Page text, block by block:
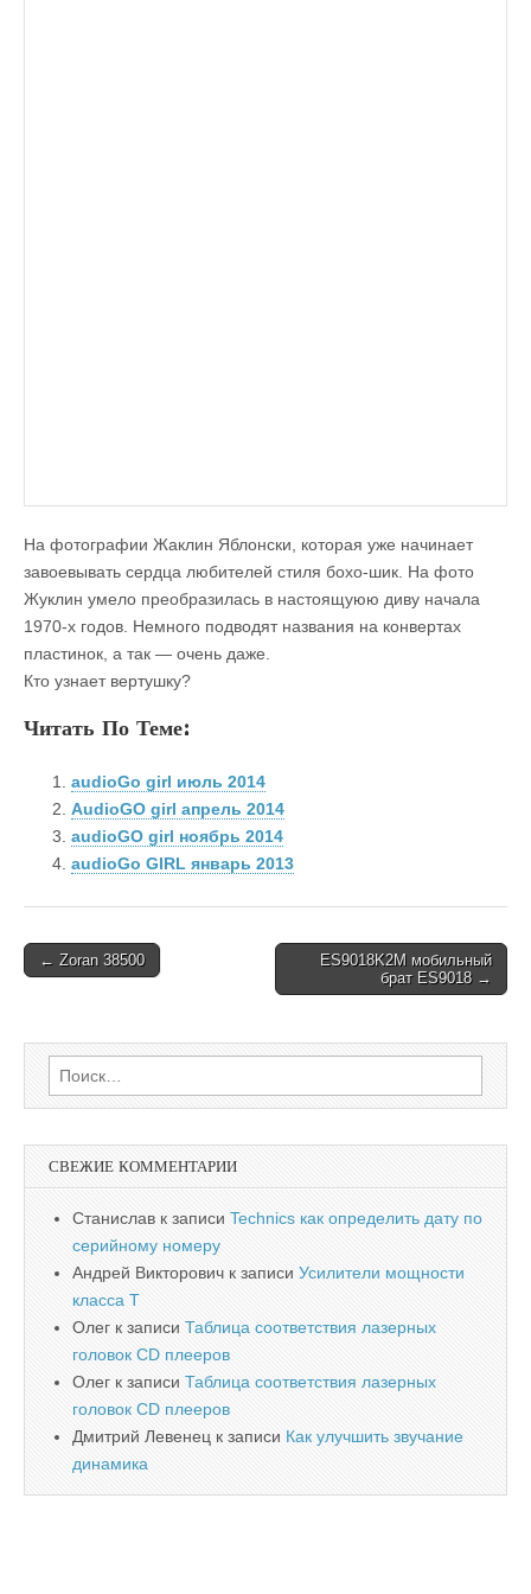
На фотографии Жаклин Яблонски, которая уже начинает
завоевывать сердца любителей стиля бохо-шик. На фото
Жуклин умело преобразилась в настоящуюю диву начала
1970-х годов. Немного подводят названия на конвертах
пластинок, а так — очень даже.
Кто узнает вертушку?
Читать По Теме:
audioGo girl июль 2014
AudioGO girl апрель 2014
audioGO girl ноябрь 2014
audioGo GIRL январь 2013
Post
← Zoran 38500
ES9018K2M мобильный
брат ES9018 →
Найти:
СВЕЖИЕ КОММЕНТАРИИ
Станислав к записи Technics как определить дату по
серийному номеру
Андрей Викторович к записи Усилители мощности
класса T
Олег к записи Таблица соответствия лазерных
головок CD плееров
Олег к записи Таблица соответствия лазерных
головок CD плееров
Дмитрий Левенец к записи Как улучшить звучание
динамика